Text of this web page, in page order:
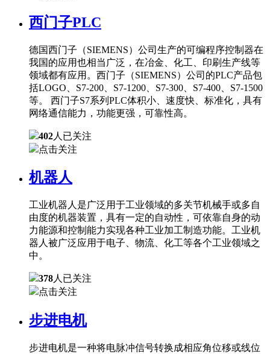
西门子PLC
德国西门子（SIEMENS）公司生产的可编程序控制器在
我国的应用也相当广泛，在冶金、化工、印刷生产线等
领域都有应用。西门子（SIEMENS）公司的PLC产品包
括LOGO、S7-200、S7-1200、S7-300、S7-400、S7-1500
等。 西门子S7系列PLC体积小、速度快、标准化，具有
网络通信能力，功能更强，可靠性高。
402人已关注
点击关注
机器人
工业机器人是广泛用于工业领域的多关节机械手或多自
由度的机器装置，具有一定的自动性，可依靠自身的动
力能源和控制能力实现各种工业加工制造功能。工业机
器人被广泛应用于电子、物流、化工等各个工业领域之
中。
378人已关注
点击关注
步进电机
步进电机是一种将电脉冲信号转换成相应角位移或线位